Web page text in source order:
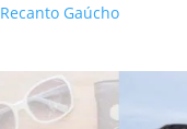
Gaúcho